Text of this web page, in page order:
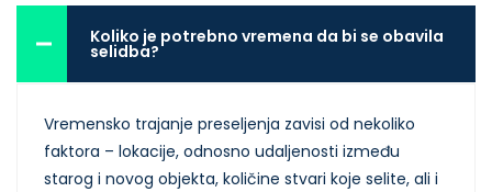
Koliko je potrebno vremena da bi se obavila
selidba?
Vremensko trajanje preseljenja zavisi od nekoliko
faktora – lokacije, odnosno udaljenosti između
starog i novog objekta, količine stvari koje selite, ali i